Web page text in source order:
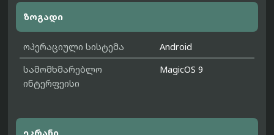
ზოგადი
ოპერაციული სისტემა
Android
სამომხმარებლო
ინტერფეისი
MagicOS 9
ეკრანი